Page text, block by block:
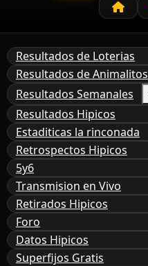
Resultados de Loterias
Resultados de Animalitos
Resultados Semanales
Resultados Hipicos
Estaditicas la rinconada
Retrospectos Hipicos
5y6
Transmision en Vivo
Retirados Hipicos
Foro
Datos Hipicos
Superfijos Gratis